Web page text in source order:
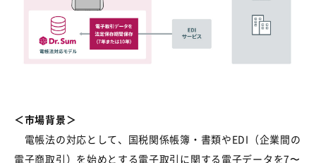
＜市場背景＞
電帳法の対応として、国税関係帳簿・書類やEDI（企業間の
電子商取引）を始めとする電子取引に関する電子データを7〜